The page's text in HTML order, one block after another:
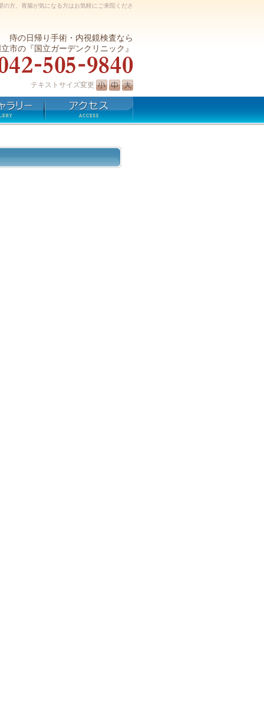
方、胃腸が気になる方はお気軽にご来院くださ
痔の日帰り手術・内視鏡検査なら
市の『国立ガーデンクリニック』
テキストサイズ変更